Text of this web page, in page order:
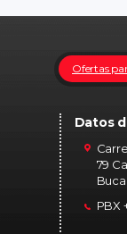
Ofertas
Datos
79
PBX